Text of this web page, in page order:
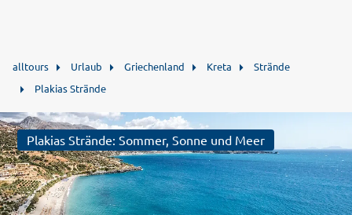
alltours Urlaub Griechenland Kreta
Strände
Plakias Strände
Plakias Strände: Sommer, Sonne und Meer